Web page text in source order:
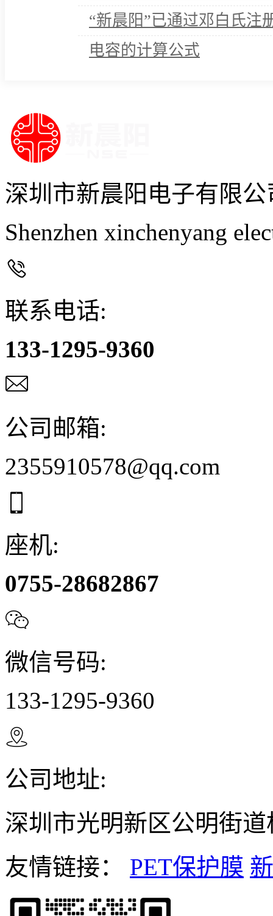
“新晨阳”已通过邓白氏注
电容的计算公式
深圳市新晨阳电子有限公
Shenzhen xinchenyang

联系电话:
133-1295-9360

公司邮箱:
2355910578@qq.com

座机:
0755-28682867

微信号码:
133-1295-9360

公司地址:
深圳市光明新区公明街
友情链接： PET保护膜